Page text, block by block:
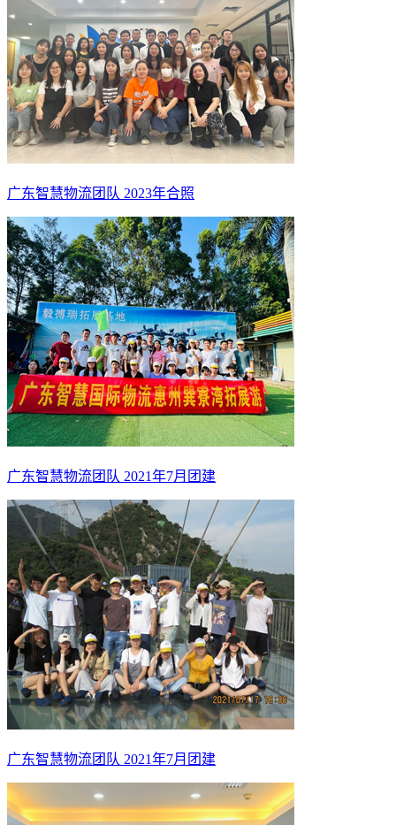
广东智慧物流团队 2023年合照
广东智慧物流团队 2021年7月团建
广东智慧物流团队 2021年7月团建